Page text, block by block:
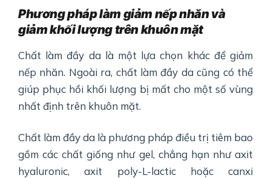
Phương pháp làm giảm nếp nhăn và
giảm khối lượng trên khuôn mặt
Chất làm đầy da là một lựa chọn khác để giảm
nếp nhăn. Ngoài ra, chất làm đầy da cũng có thể
giúp phục hồi khối lượng bị mất cho một số vùng
nhất định trên khuôn mặt.
Chất làm đầy da là phương pháp điều trị tiêm bao
gồm các chất giống như gel, chẳng hạn như axit
hyaluronic, axit poly-L-lactic hoặc canxi